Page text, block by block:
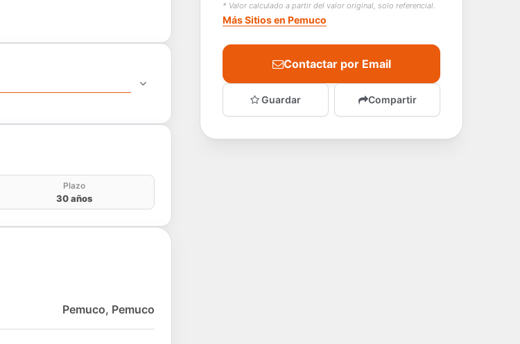
Plazo
30 años
Pemuco, Pemuco
* Valor calculado a partir del valor original, solo referencial.
Más Sitios en Pemuco
Contactar por Email
Guardar Compartir